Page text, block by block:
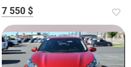
7 550 $